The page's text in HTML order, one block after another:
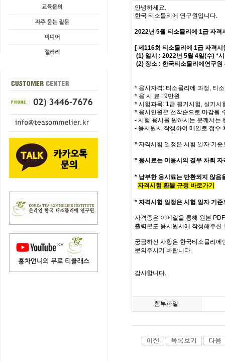
안녕하세요.
한국 티소믈리에 연구원입니다.
2022년 5월 티소믈리에 1급 자격
[ 제116회 티소믈리에 1급 자격시
(1) 일시 : 2022년 5월 4일(수) *
(2) 장소 : 한국티소믈리에연구원
* 응시자격: 티소믈리에 과정, 티
* 응 시 료 : 9만원
* 시험과목: 1급 필기시험, 실기시
* 응시인원은 선착순으로 마감될
- 시험 응시를 원하시는 분께서는
- 응시원서 작성하여 메일로 접수
* 자격시험 일정은 시험 일자 기
* 응시료는 미응시의 경우 차회
* 납부한 응시료는 반환되지 않
자격시험 환불 규정 바로가기
* 자격시험 일정은 시험 일자 기준
자격증은 이메일을 통해 원본
출력본도 응시원서에 작성해주신
궁금하신 사항은 한국티소믈리
문의주시기 바랍니다.
감사합니다.
첨부파일